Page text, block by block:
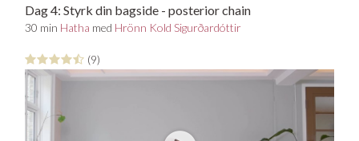
Dag 4: Styrk din bagside - posterior chain
30 min Hatha med Hrönn Kold Sigurðardóttir
(9)